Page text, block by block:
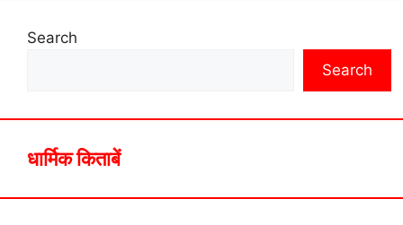
Search
Search
धार्मिक किताबें